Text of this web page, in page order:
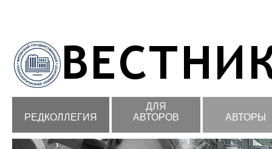
РЕДКОЛЛЕГИЯ
ДЛЯ
АВТОРОВ
АВТОРЫ